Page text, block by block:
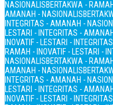
NASIONALISBERTAKWA -
AMANAH - NASIONALIS
INTEGRITAS - AMANAH -
LESTARI - INTEGRITAS -
INOVATIF - LESTARI -
RAMAH - INOVATIF - LESTARI -
NASIONALISBERTAKWA -
AMANAH - NASIONALIS
INTEGRITAS - AMANAH -
LESTARI - INTEGRITAS -
INOVATIF - LESTARI -